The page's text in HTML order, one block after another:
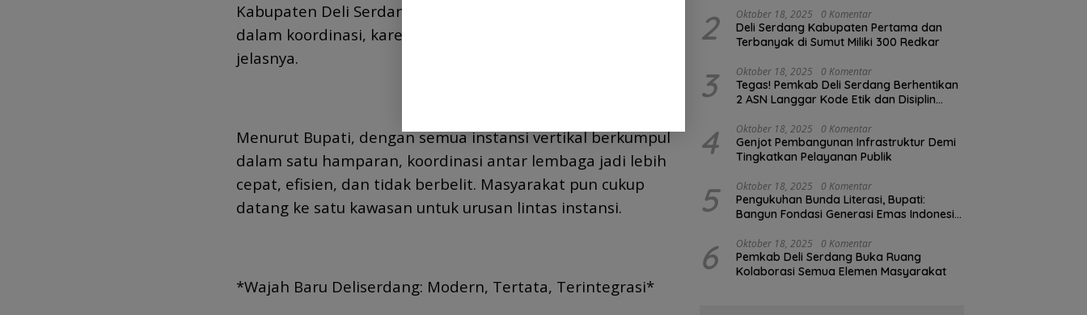
Kabupaten Deli Serdang. Ini jadi lebih memudahkan di
dalam koordinasi, karena nanti bersifat integrasi total,”
jelasnya.
Menurut Bupati, dengan semua instansi vertikal berkumpul
dalam satu hamparan, koordinasi antar lembaga jadi lebih
cepat, efisien, dan tidak berbelit. Masyarakat pun cukup
datang ke satu kawasan untuk urusan lintas instansi.
*Wajah Baru Deliserdang: Modern, Tertata, Terintegrasi*
2 Oktober 18, 2025 0 Komentar
Deli Serdang Kabupaten Pertama dan
Terbanyak di Sumut Miliki 300 Redkar
3 Oktober 18, 2025 0 Komentar
Tegas! Pemkab Deli Serdang Berhentikan
2 ASN Langgar Kode Etik dan Disiplin
4 Oktober 18, 2025 0 Komentar
Genjot Pembangunan Infrastruktur Demi
Tingkatkan Pelayanan Publik
5 Oktober 18, 2025 0 Komentar
Pengukuhan Bunda Literasi, Bupati:
Bangun Fondasi Generasi Emas Indonesia
6 Oktober 18, 2025 0 Komentar
Pemkab Deli Serdang Buka Ruang
Kolaborasi Semua Elemen Masyarakat